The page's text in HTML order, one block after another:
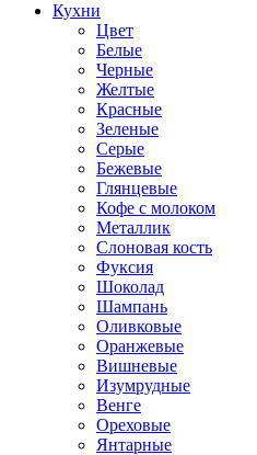
Кухни
Цвет
Белые
Черные
Желтые
Красные
Зеленые
Серые
Бежевые
Глянцевые
Кофе с молоком
Металлик
Слоновая кость
Фуксия
Шоколад
Шампань
Оливковые
Оранжевые
Вишневые
Изумрудные
Венге
Ореховые
Янтарные